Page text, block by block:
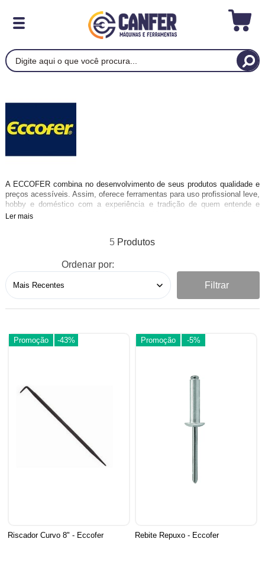
A ECCOFER combina no desenvolvimento de seus produtos qualidade e
preços acessíveis. Assim, oferece ferramentas para uso profissional leve,
hobby e doméstico com a experiência e tradição de quem entende e
conhece as necessidades desse nicho. Uma marca desenvolvida sob
Ler mais
5
Ordenar por:
Filtrar
Promoção -43%
Riscador Curvo 8" - Eccofer
Promoção -5%
Rebite Repuxo - Eccofer